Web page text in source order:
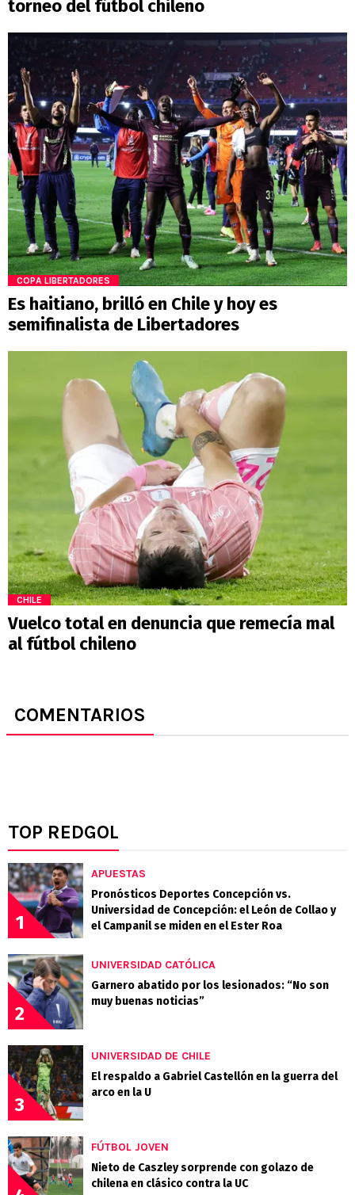
torneo del fútbol chileno
COPA LIBERTADORES
Es haitiano, brilló en Chile y hoy es
semifinalista de Libertadores
CHILE
Vuelco total en denuncia que remecía mal
al fútbol chileno
COMENTARIOS
TOP REDGOL
1
APUESTAS
Pronósticos Deportes Concepción vs.
Universidad de Concepción: el León de Collao y
el Campanil se miden en el Ester Roa
2
UNIVERSIDAD CATÓLICA
Garnero abatido por los lesionados: “No son
muy buenas noticias”
3
UNIVERSIDAD DE CHILE
El respaldo a Gabriel Castellón en la guerra del
arco en la U
FÚTBOL JOVEN
Nieto de Caszley sorprende con golazo de
chilena en clásico contra la UC